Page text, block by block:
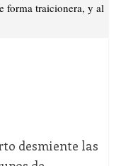
forma traicionera, y al
desmiente las